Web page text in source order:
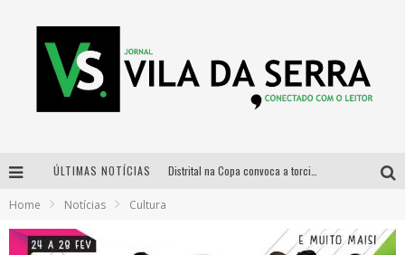
ÚLTIMAS NOTÍCIAS
Cidade Junina se consolida como vitrine estratégica para grandes marcas e se despede com Xand Avião e Mari Fernandez
Home Notícias Cultura